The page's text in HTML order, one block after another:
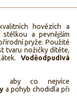
hovězích a
a pevnějším
pryže. Použité
tvaru nožičky dítěte,
Voděodpudivá
aby co nejvíce
a pohyb chodidla při